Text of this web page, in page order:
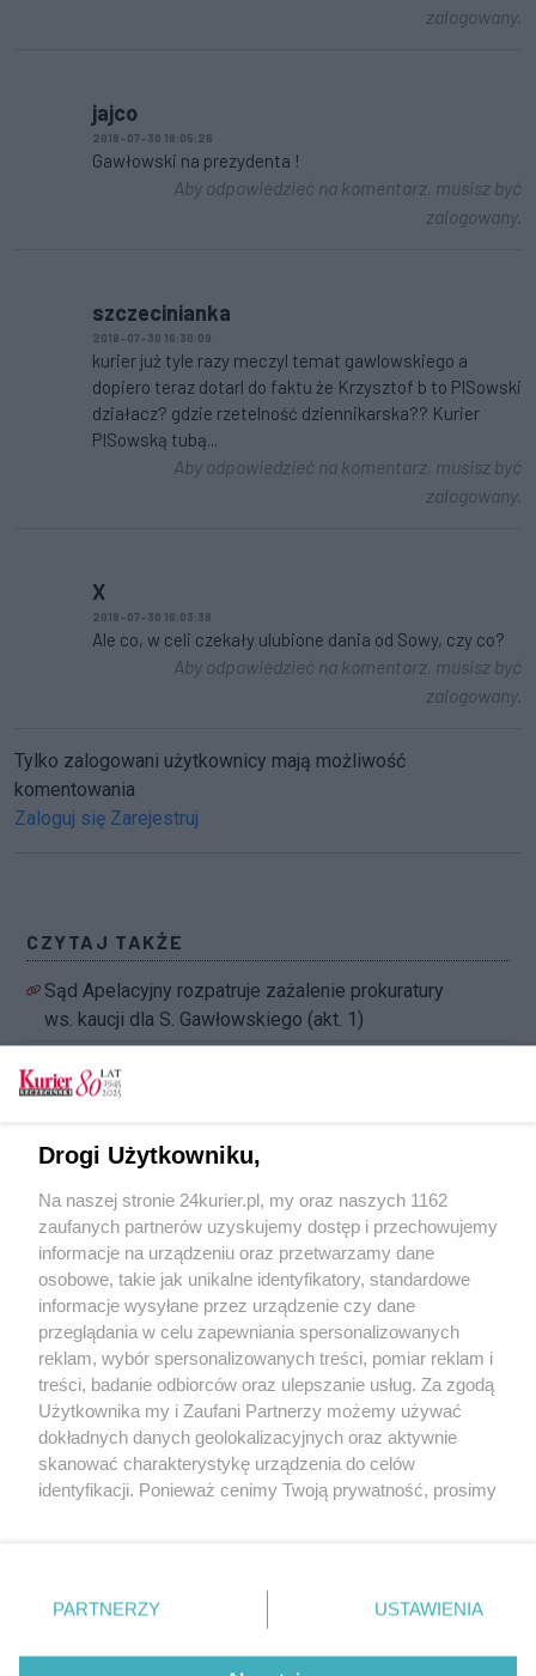
zalogowany.
jajco
2018-07-30 18:05:26
Gawłowski na prezydenta !
Aby odpowiedzieć na komentarz, musisz być
zalogowany.
szczecinianka
2018-07-30 16:30:09
kurier już tyle razy meczyl temat gawlowskiego a
dopiero teraz dotarl do faktu że Krzysztof b to PISowski
działacz? gdzie rzetelność dziennikarska?? Kurier
PISowską tubą...
Aby odpowiedzieć na komentarz, musisz być
zalogowany.
X
2018-07-30 16:03:38
Ale co, w celi czekały ulubione dania od Sowy, czy co?
Aby odpowiedzieć na komentarz, musisz być
zalogowany.
Tylko zalogowani użytkownicy mają możliwość
komentowania
Zaloguj się Zarejestruj
CZYTAJ TAKŻE
Sąd Apelacyjny rozpatruje zażalenie prokuratury
ws. kaucji dla S. Gawłowskiego (akt. 1)
wszystkie dokumenty w jego sprawie
dla S. Gawłowskiego 25 lipca
Prokurator od sprawy Gawłowskiego odchodzi
Stanisław Gawłowski pozostanie w areszcie
POGODA
29℃
Zobacz prognozę na 3 dni
Copyright © 2022 Kurier Szczeciński sp. z o.o.
Wszelkie prawa zastrzeżone
Drogi Użytkowniku,
Na naszej stronie 24kurier.pl, my oraz naszych 1162
zaufanych partnerów uzyskujemy dostęp i przechowujemy
informacje na urządzeniu oraz przetwarzamy dane
osobowe, takie jak unikalne identyfikatory, standardowe
informacje wysyłane przez urządzenie czy dane
przeglądania w celu zapewniania spersonalizowanych
reklam, wybór spersonalizowanych treści, pomiar reklam i
treści, badanie odbiorców oraz ulepszanie usług. Za zgodą
Użytkownika my i Zaufani Partnerzy możemy używać
dokładnych danych geolokalizacyjnych oraz aktywnie
skanować charakterystykę urządzenia do celów
identyfikacji. Ponieważ cenimy Twoją prywatność, prosimy
prywatności znajdujący się w lewym dolnym rogu strony
. Niektóre rodzaje przetwarzania danych nie wymagają
PARTNERZY USTAWIENIA